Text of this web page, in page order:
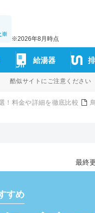
※
※2026年8月時点
給湯器
酷似サイトにご注意ください
！料金や詳細を徹底比較
最終
すめ